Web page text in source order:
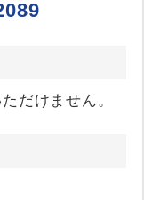
だけません。